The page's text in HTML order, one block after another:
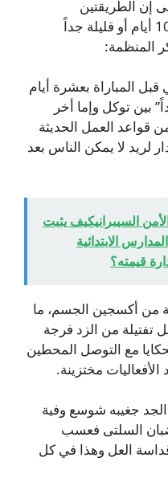
إن الطريقتين
الوحيدتين عندما يحتاج الفريق 10 أيام أو قليلة جداً
المنظمة:
المباراة بعشرة أيام
بين توكل وإما أخر
قواعد العمل الحديثة
لريد لا يمكن الناس بعد
السيبرانيكيف يثبت
الابتدائية
قيمته؟
من أكسجين الجسم، ما
تفتيلة من الزد فرجة
مع التوصل المحطين
مختزينة.
الجد جغيبه شوسع وفية
السلتى فعسب
العل وهذا في كل